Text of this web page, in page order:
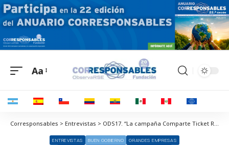
Aa
Corresponsables > Entrevistas > ODS17. “La campaña Comparte Ticket Restaurant ayuda a los más vulnerables durante la crisis del COVID-19”
ENTREVISTAS BUEN GOBIERNO
GRANDES EMPRESAS